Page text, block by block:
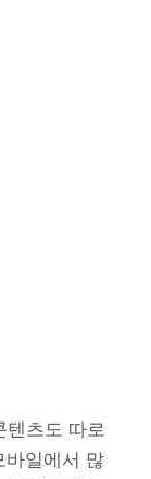
텐츠도 따로
바일에서 많